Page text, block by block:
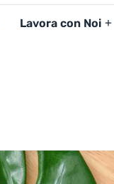
Lavora con Noi